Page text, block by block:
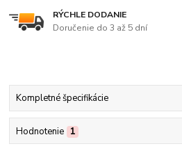
RÝCHLE DODANIE
Doručenie do 3 až 5 dní
Kompletné špecifikácie
Hodnotenie 1